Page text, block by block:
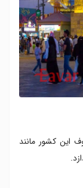
این کشور مانند